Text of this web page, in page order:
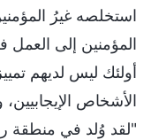
استخلصه غيرُ
المؤمنين إلى العمل
أولئك ليس لديهم
الأشخاص
"لقد وُلد في منطقة